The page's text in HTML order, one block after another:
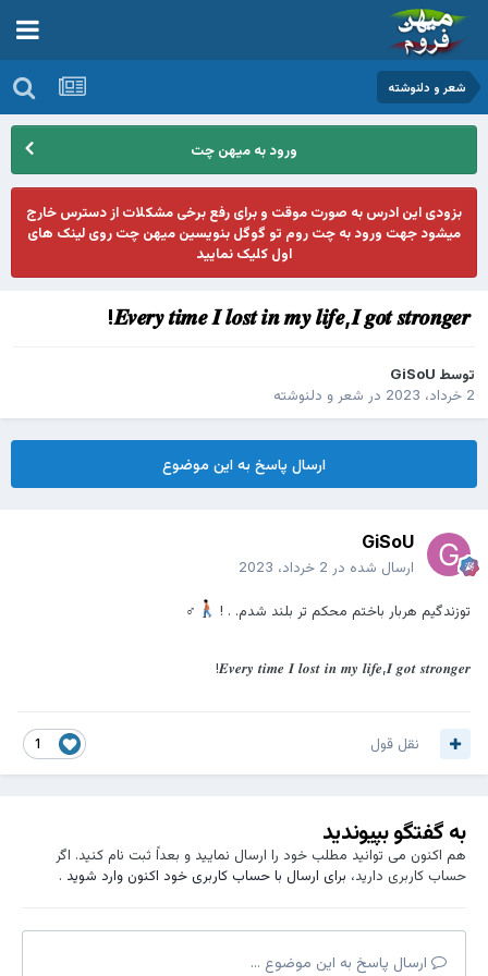
شعر و دلنوشته
ورود به میهن چت
بزودی این ادرس به صورت موقت و برای رفع برخی مشکلات از دسترس خارج
میشود جهت ورود به چت روم تو گوگل بنویسین میهن چت روی لینک های
اول کلیک نمایید
توسط GiSoU
2 خرداد، 2023
در شعر و دلنوشته
ارسال پاسخ به این موضوع
GiSoU
ارسال شده در 2 خرداد، 2023
توزندگیم‌ هربار باختم‌ محکم‌ تر بلند شدم. . ! ‍♂
𝑬𝒗𝒆𝒓𝒚 𝒕𝒊𝒎𝒆 𝑰 𝒍𝒐𝒔𝒕 𝒊𝒏 𝒎𝒚 𝒍𝒊𝒇𝒆,𝑰 𝒈𝒐𝒕 𝒔𝒕𝒓𝒐𝒏𝒈𝒆𝒓!
نقل قول
به گفتگو بپیوندید
هم اکنون می توانید مطلب خود را ارسال نمایید و بعداً ثبت نام کنید. اگر
حساب کاربری دارید، برای ارسال با حساب کاربری خود اکنون وارد شوید.
ارسال پاسخ به این موضوع ...